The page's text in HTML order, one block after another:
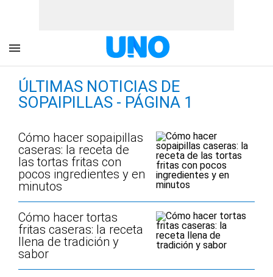
ÚLTIMAS NOTICIAS DE
SOPAIPILLAS - PÁGINA 1
Cómo hacer sopaipillas
caseras: la receta de
las tortas fritas con
pocos ingredientes y en
minutos
Cómo hacer tortas
fritas caseras: la receta
llena de tradición y
sabor